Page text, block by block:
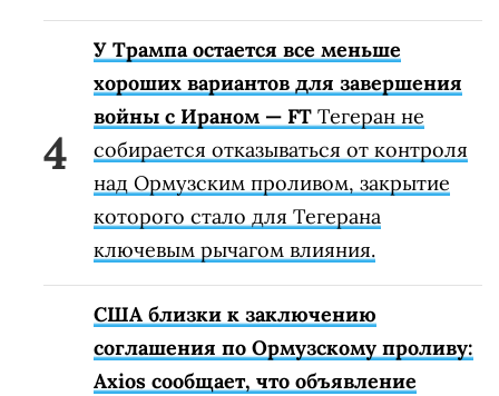
У Трампа остается все меньше
хороших вариантов для завершения
войны с Ираном — FT Тегеран не
собирается отказываться от контроля
над Ормузским проливом, закрытие
которого стало для Тегерана
ключевым рычагом влияния.
США близки к заключению
соглашения по Ормузскому проливу:
Axios сообщает, что объявление